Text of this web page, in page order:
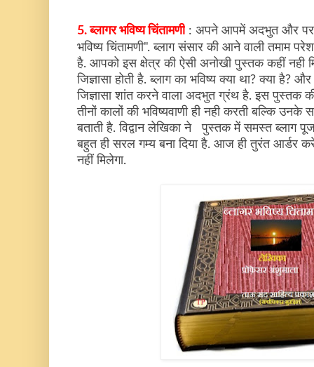
5. ब्लागर भविष्य चिंतामणी : अपने आपमें अदभुत और परम
भविष्य चिंतामणी". ब्लाग संसार की आने वाली तमाम
है. आपको इस क्षेत्र की ऐसी अनोखी पुस्तक कहीं नही
जिज्ञासा होती है. ब्लाग का भविष्य क्या था? क्या है?
जिज्ञासा शांत करने वाला अदभुत ग्रंथ है. इस पुस्तक
तीनों कालों की भविष्यवाणी ही नही करती बल्कि
बताती है. विद्वान लेखिका ने पुस्तक में समस्त ब्लाग
बहुत ही सरल गम्य बना दिया है. आज ही तुरंत आर्डर
नहींमिलेगा.